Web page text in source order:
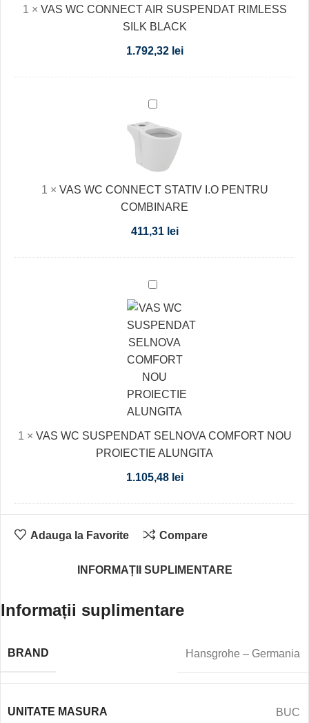
1 × VAS WC CONNECT AIR SUSPENDAT RIMLESS
SILK BLACK
1.792,32 lei
VAS
WC
CONNECT
STATIV
I.O
PENTRU
COMBINARE
1 × VAS WC CONNECT STATIV I.O PENTRU
COMBINARE
411,31 lei
VAS
WC
SUSPENDAT
SELNOVA
COMFORT
NOU
PROIECTIE
ALUNGITA
1 × VAS WC SUSPENDAT SELNOVA COMFORT NOU
PROIECTIE ALUNGITA
1.105,48 lei
Adauga la Favorite Compare
INFORMAȚII SUPLIMENTARE
Informații suplimentare
BRAND Hansgrohe – Germania
UNITATE MASURA BUC